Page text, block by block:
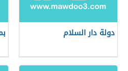
دولة دار السلام